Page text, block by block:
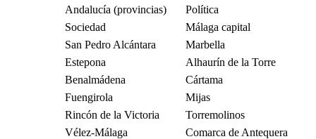
Andalucía (provincias)
Política
Sociedad
Málaga capital
San Pedro Alcántara
Marbella
Estepona
Alhaurín de la Torre
Benalmádena
Cártama
Fuengirola
Mijas
Rincón de la Victoria
Torremolinos
Vélez-Málaga
Comarca de Antequera